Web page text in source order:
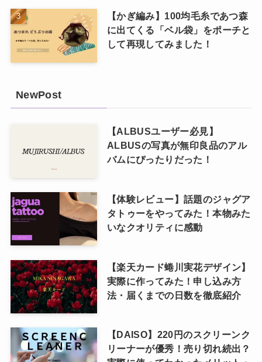
【かぎ編み】100均毛糸であつ森
に出てくる「ベル袋」をポーチと
して再現してみました！
NewPost
【ALBUSユーザー必見】
ALBUSの写真が無印良品のアル
バムにぴったりだった！
【体験レビュー】話題のジャグア
タトゥーをやってみた！本物みた
いなクオリティに感動
【楽天カード蜷川実花デザイン】
実際に作ってみた！申し込み方
法・届くまでの日数を徹底紹介
【DAISO】220円のスクリーンク
リーナーが優秀！売り切れ続出？